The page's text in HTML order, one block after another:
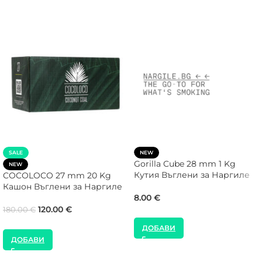
SALE
NEW
COCOLOCO 27 mm 20 Kg
Кашон Въглени за Наргиле
180.00€ 120.00 €
ДОБАВИ
NEW
Gorilla Cube 28 mm 1 Kg
Кутия Въглени за Наргиле
8.00 €
ДОБАВИ